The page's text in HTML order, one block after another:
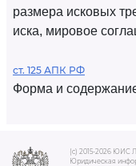
размера исковых
иска, мировое
ст. 125 АПК РФ
Форма и
(c) 2015-2026 ЮИС
Юридическая